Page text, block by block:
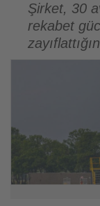
olup
bitenleri
takip
Şirket, 30
rekabet